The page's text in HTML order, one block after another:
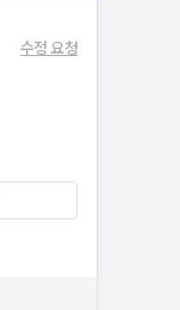
수정 요청